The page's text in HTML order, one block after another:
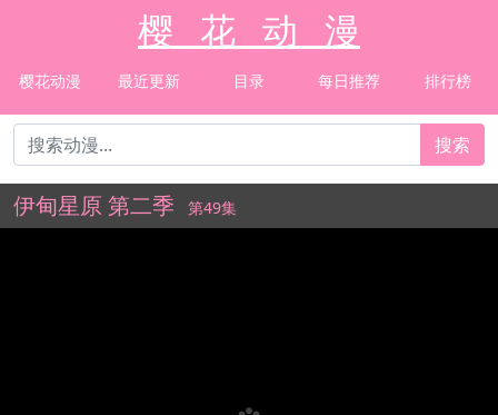
樱 花 动 漫
樱花动漫 最近更新 目录 每日推荐 排行榜
搜索
伊甸星原 第二季 第49集